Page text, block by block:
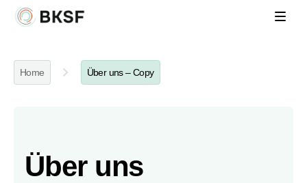
Home Über uns – Copy
Über uns​